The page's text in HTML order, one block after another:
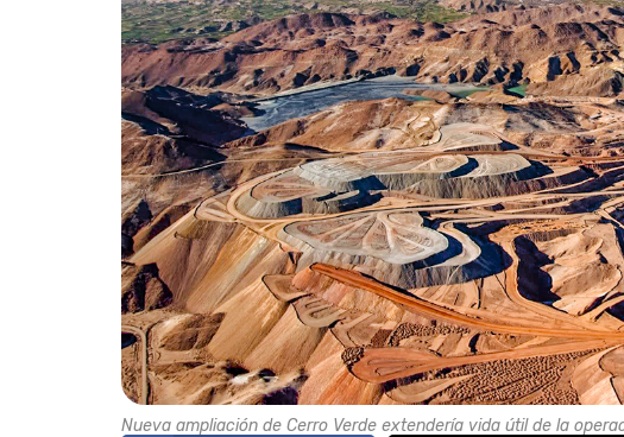
Nueva ampliación de Cerro Verde extendería vida útil de la